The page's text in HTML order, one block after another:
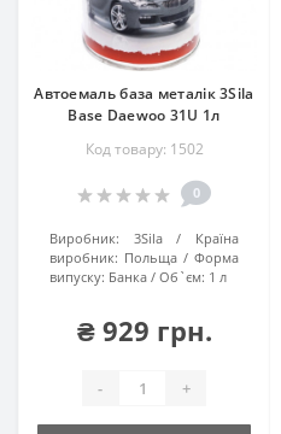
Автоемаль база металік 3Sila
Base Daewoo 31U 1л
Код товару: 1502
0
Виробник: 3Sila
Країна
виробник: Польща
Форма
випуску: Банка Об`єм: 1 л
₴ 929 грн.
- +